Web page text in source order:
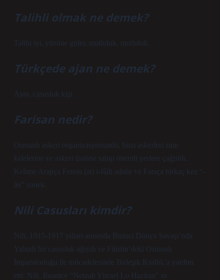
Talihli olmak ne demek?
Talihi iyi, yüzüne güler, mutluluk, mutluluk.
Türkçede ajan ne demek?
Ajan, casusluk kişi.
Farisan nedir?
Osmanlı askeri organizasyonunda, bina askerleri sınır
kalelerine ve askeri üssüne sahip önemli yerlere çağrıldı.
Kelime Arapça Ferein (at) i-fâili adıdır ve Farsça birkaç kez “-
ân” sonek.
Nili Casusları kimdir?
Nili, 1915-1917 yılları arasında Birinci Dünya Savaşı’nda
Yahudi bir casusluk ağıydı ve Filistin’deki Osmanlı
İmparatorluğu ile mücadelesinde Birleşik Krallık’a yardım
etti. Nili, İbranice “Netzah Yisrael Lo Haziran” ın